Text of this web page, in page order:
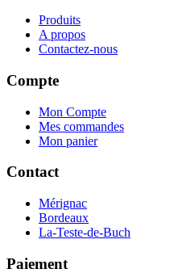
Produits
A propos
Contactez-nous
Compte
Mon Compte
Mes commandes
Mon panier
Contact
Mérignac
Bordeaux
La-Teste-de-Buch
Paiement